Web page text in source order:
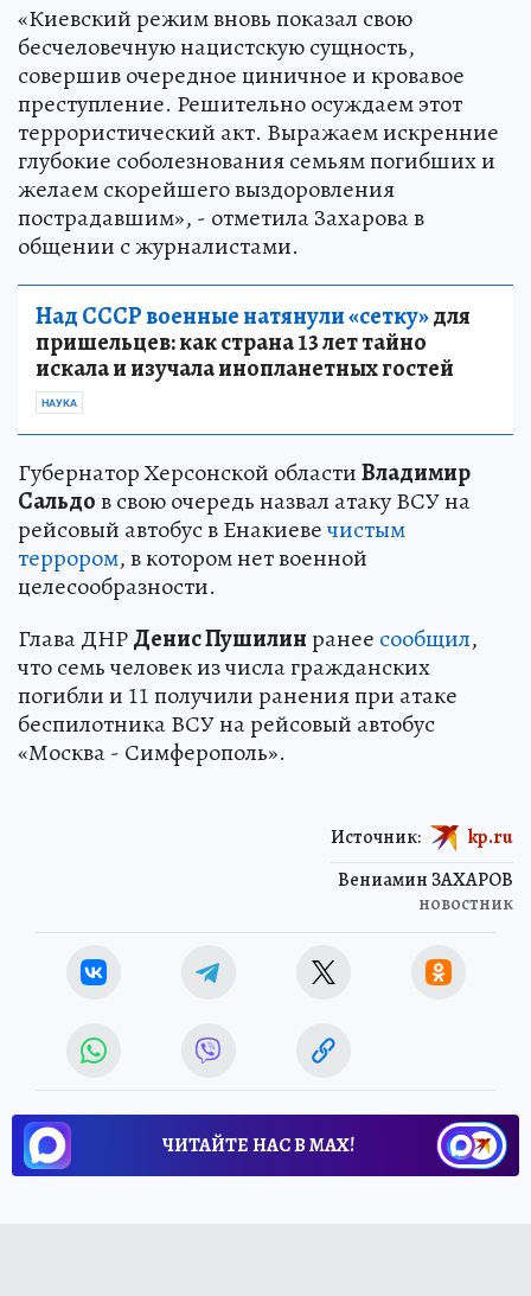
«Киевский режим вновь показал свою
бесчеловечную нацистскую сущность,
совершив очередное циничное и кровавое
преступление. Решительно осуждаем этот
террористический акт. Выражаем искренние
глубокие соболезнования семьям погибших и
желаем скорейшего выздоровления
пострадавшим», - отметила Захарова в
общении с журналистами.
Над СССР военные натянули «сетку»для
пришельцев: как страна 13 лет тайно
искала и изучала инопланетных гостей
НАУКА
Губернатор Херсонской областиВладимир
Сальдов свою очередь назвал атаку ВСУ на
рейсовый автобус в Енакиевечистым
террором, в котором нет военной
целесообразности.
Глава ДНРДенис Пушилинранее сообщил,
что семь человек из числа гражданских
погибли и 11 получили ранения при атаке
беспилотника ВСУ на рейсовый автобус
«Москва - Симферополь».
Вениамин ЗАХАРОВ
новостник
Источник: kp.ru
ЧИТАЙТЕ НАС В МАХ!